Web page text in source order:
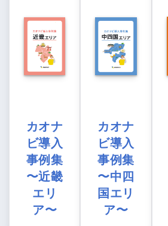
カオナ
ビ導入
事例集
〜近畿
エリ
ア〜
カオナ
ビ導入
事例集
〜中四
国エリ
ア〜